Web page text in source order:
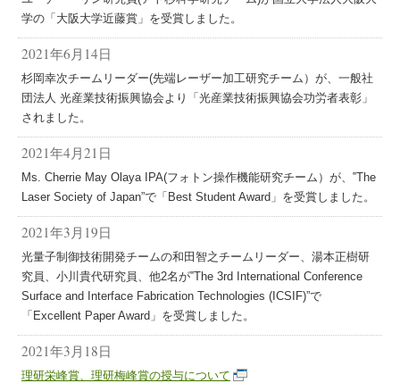
学の「大阪大学近藤賞」を受賞しました。
2021年6月14日
杉岡幸次チームリーダー(先端レーザー加工研究チーム）が、一般社
団法人 光産業技術振興協会より「光産業技術振興協会功労者表彰」
されました。
2021年4月21日
Ms. Cherrie May Olaya IPA(フォトン操作機能研究チーム）が、‟The
Laser Society of Japan”で「Best Student Award」を受賞しました。
2021年3月19日
光量子制御技術開発チームの和田智之チームリーダー、湯本正樹研
究員、小川貴代研究員、他2名が‟The 3rd International Conference
Surface and Interface Fabrication Technologies (ICSIF)”で
「Excellent Paper Award」を受賞しました。
2021年3月18日
理研栄峰賞、理研梅峰賞の授与について